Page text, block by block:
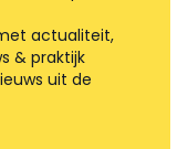
actualiteit,
& praktijk
uit de